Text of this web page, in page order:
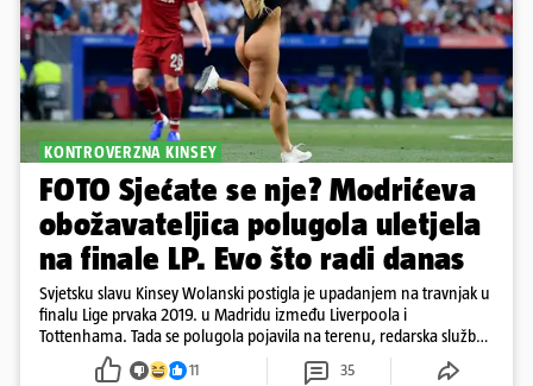
KONTROVERZNA KINSEY
FOTO Sjećate se nje? Modrićeva
obožavateljica polugola uletjela
na finale LP. Evo što radi danas
Svjetsku slavu Kinsey Wolanski postigla je upadanjem na travnjak u
finalu Lige prvaka 2019. u Madridu između Liverpoola i
Tottenhama. Tada se polugola pojavila na terenu, redarska služba
ju je lovila po travnjaku, a njezine fotografije obišle su svijet.
11 35